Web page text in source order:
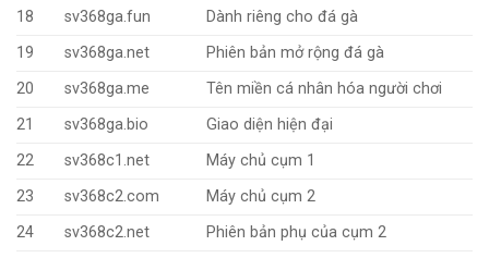
18
sv368ga.fun
Dành riêng cho đá gà
19
sv368ga.net
Phiên bản mở rộng đá gà
20
sv368ga.me
Tên miền cá nhân hóa người chơi
21
sv368ga.bio
Giao diện hiện đại
22
sv368c1.net
Máy chủ cụm 1
23
sv368c2.com
Máy chủ cụm 2
24
sv368c2.net
Phiên bản phụ của cụm 2